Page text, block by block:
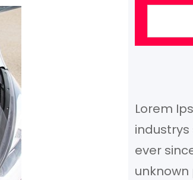
i
k
a
Lorem
ever